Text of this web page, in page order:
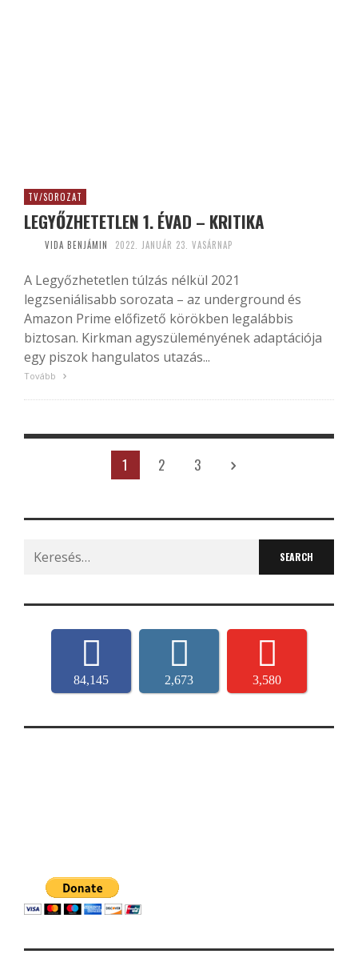
TV/SOROZAT
LEGYŐZHETETLEN 1. ÉVAD – KRITIKA
VIDA BENJÁMIN 2022. JANUÁR 23. VASÁRNAP
A Legyőzhetetlen túlzás nélkül 2021
legzseniálisabb sorozata – az underground és
Amazon Prime előfizető körökben legalábbis
biztosan. Kirkman agyszüleményének adaptációja
egy piszok hangulatos utazás...
Tovább
1 2 3
Search
for:
84,145 2,673 3,580